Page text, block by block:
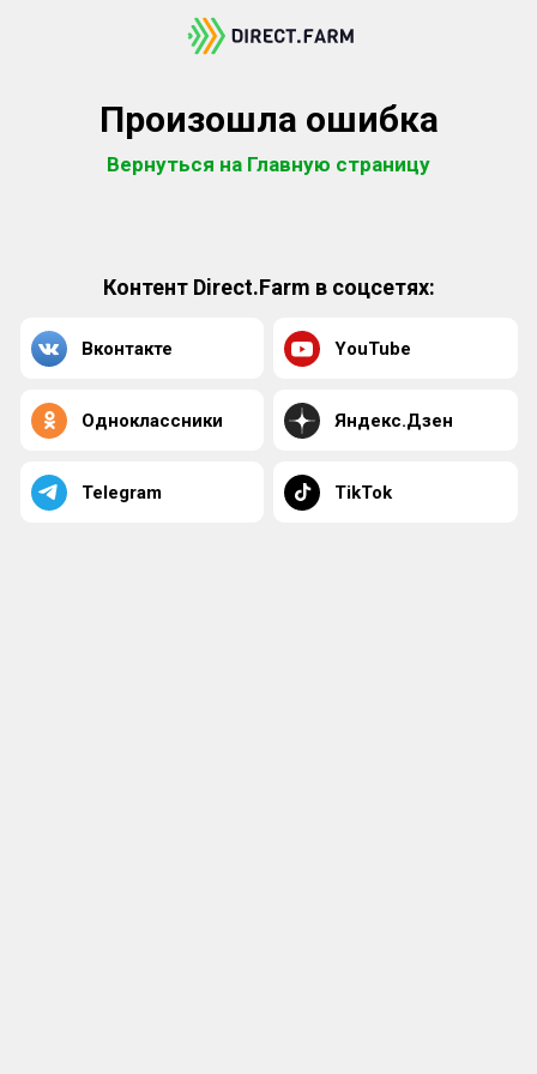
Произошла ошибка
Вернуться на Главную страницу
Контент Direct.Farm в соцсетях:
Вконтакте YouTube
Одноклассники Яндекс.Дзен
Telegram TikTok